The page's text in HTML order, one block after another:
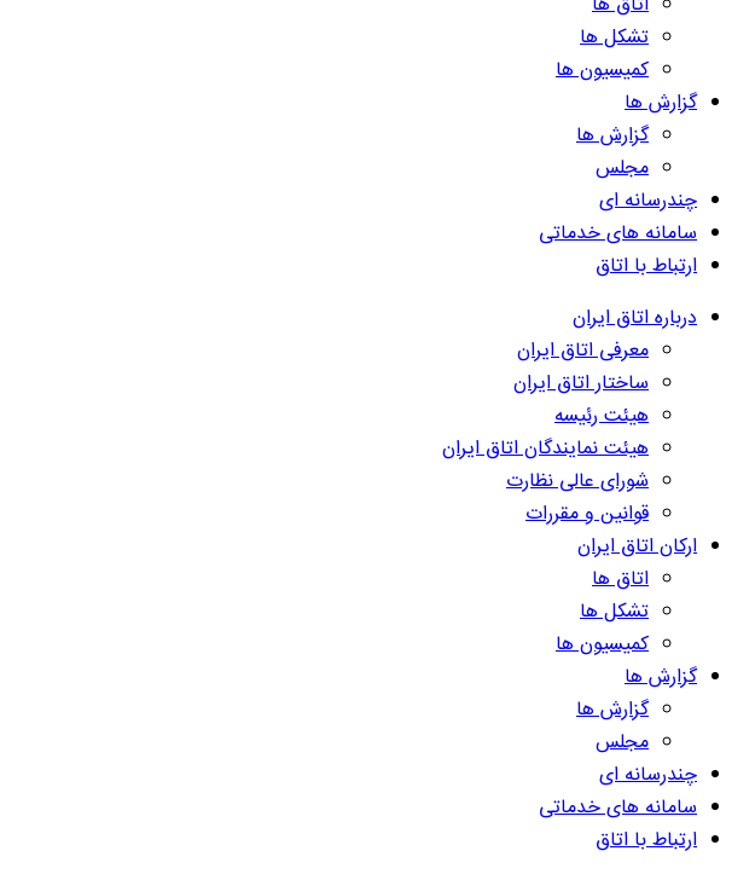
تشکل ها
کمیسیون ها
گزارش ها
گزارش ها
مجلس
چندرسانه ای
سامانه های خدماتی
ارتباط با اتاق
درباره اتاق ایران
معرفی اتاق ایران
ساختار اتاق ایران
هیئت رئیسه
هیئت نمایندگان اتاق ایران
شورای عالی نظارت
قوانین و مقررات
ارکان اتاق ایران
اتاق ها
تشکل ها
کمیسیون ها
گزارش ها
گزارش ها
مجلس
چندرسانه ای
سامانه های خدماتی
ارتباط با اتاق